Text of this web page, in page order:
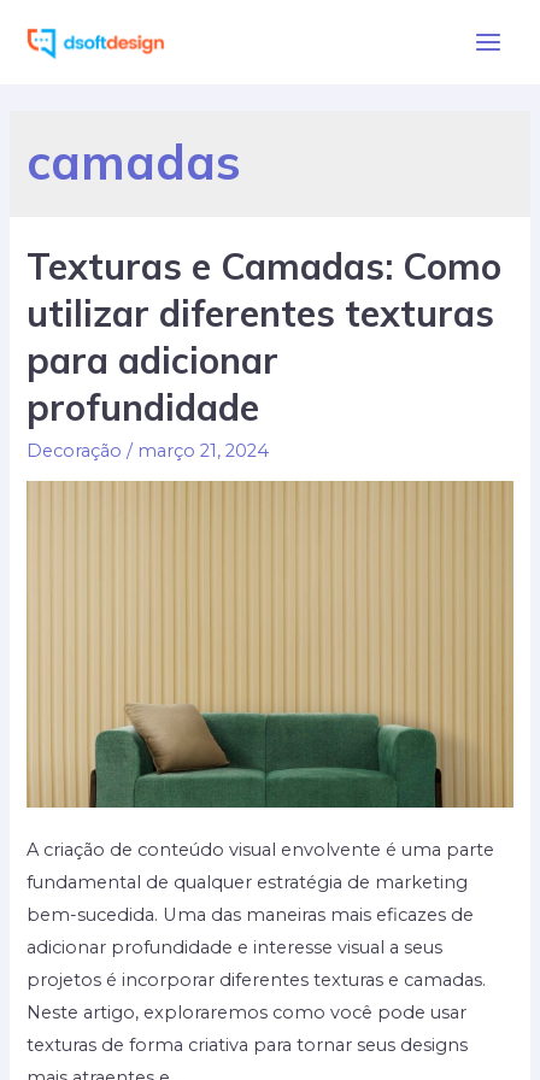
para
camadas
Texturas e Camadas: Como
utilizar diferentes texturas
para adicionar
profundidade
Decoração / março 21, 2024
A criação de conteúdo visual envolvente é uma parte
fundamental de qualquer estratégia de marketing
bem-sucedida. Uma das maneiras mais eficazes de
adicionar profundidade e interesse visual a seus
projetos é incorporar diferentes texturas e camadas.
Neste artigo, exploraremos como você pode usar
texturas de forma criativa para tornar seus designs